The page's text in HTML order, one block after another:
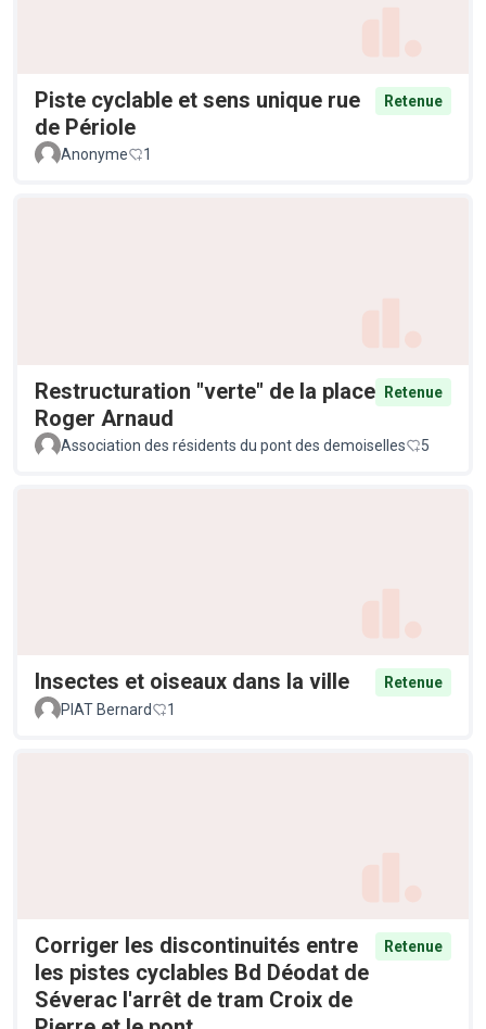
Piste cyclable et sens unique rue
de Périole
Retenue
Anonyme 1
Restructuration "verte" de la place
Roger Arnaud
Retenue
Association des résidents du pont des demoiselles 5
Insectes et oiseaux dans la ville
Retenue
PIAT Bernard
1
Corriger les discontinuités entre
les pistes cyclables Bd Déodat de
Séverac l'arrêt de tram Croix de
Retenue